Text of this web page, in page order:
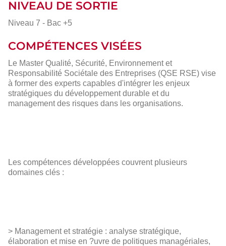
NIVEAU DE SORTIE
Niveau 7 - Bac +5
COMPÉTENCES VISÉES
Le Master Qualité, Sécurité, Environnement et
Responsabilité Sociétale des Entreprises (QSE RSE) vise
à former des experts capables d'intégrer les enjeux
stratégiques du développement durable et du
management des risques dans les organisations.
Les compétences développées couvrent plusieurs
domaines clés :
> Management et stratégie : analyse stratégique,
élaboration et mise en ?uvre de politiques managériales,